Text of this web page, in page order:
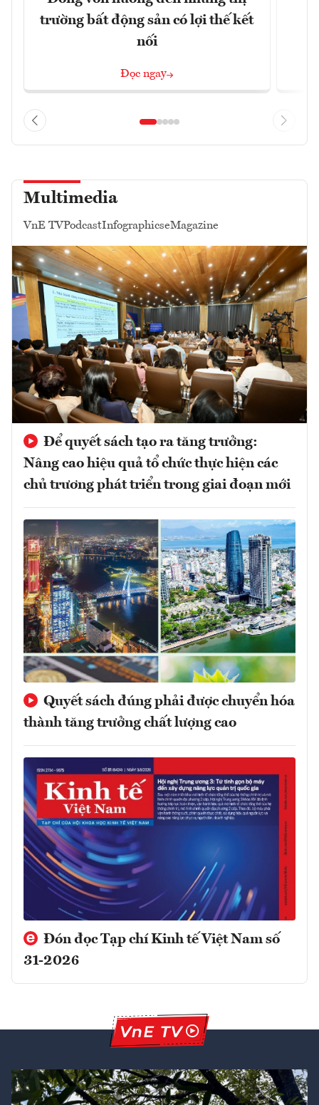
trường bất động sản có lợi thế kết
nối
Đọc ngay
Multimedia
VnE TVPodcastInfographicseMagazine
Để quyết sách tạo ra tăng trưởng:
Nâng cao hiệu quả tổ chức thực hiện các
chủ trương phát triển trong giai đoạn mới
Quyết sách đúng phải được chuyển hóa
thành tăng trưởng chất lượng cao
Đón đọc Tạp chí Kinh tế Việt Nam số
31-2026